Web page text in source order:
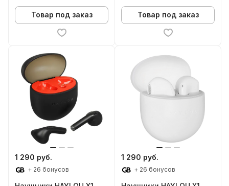
Товар под заказ Товар под заказ
1 290 руб.
+ 26 бонусов
1 290 руб.
+ 26 бонусов